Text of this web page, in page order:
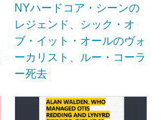
NYハードコア・シーンの
レジェンド、シック・オ
ブ・イット・オールのヴォ
ーカリスト、ルー・コーラ
ー死去